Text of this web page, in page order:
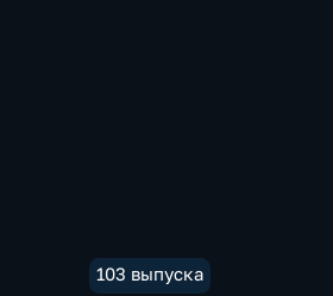
103 выпуска